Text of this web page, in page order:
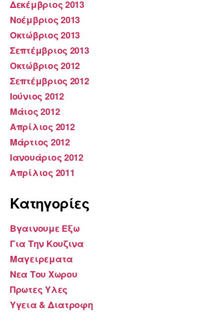
Δεκέμβριος 2013
Νοέμβριος 2013
Οκτώβριος 2013
Σεπτέμβριος 2013
Οκτώβριος 2012
Σεπτέμβριος 2012
Ιούνιος 2012
Μάιος 2012
Απρίλιος 2012
Μάρτιος 2012
Ιανουάριος 2012
Απρίλιος 2011
Kατηγορίες
Βγαινουμε Εξω
Για Την Κουζινα
Μαγειρεματα
Νεα Του Χωρου
Πρωτες Υλες
Υγεια & Διατροφη